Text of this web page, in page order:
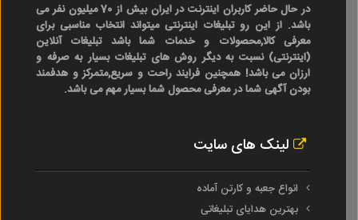
در حال حاضر کاربران اینترنت در ایران بیش از 70 میلیون نفر می
باشد. از این رو تبلیغات اینترنتی میتواند انتخاب مناسبی برای
معرفی کالا,محصولات و خدمات شما باشد تبلیغات آنلاین
(اینترنتی) نسبت به دیگر روش های تبلیغات بسیار به صرفه و
ارزان می باشد! همچنین فرایند راحت و سریع,متمرکز و هدفمند
بودن آگهی شما در معرفی محصول شما بسیار مهم می باشد.
لینک های سایت
انواع جعبه و کارتن آماده
بهترین هدایای تبلیغاتی